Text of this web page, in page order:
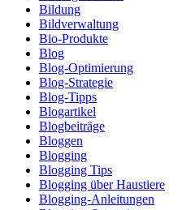
Bildung
Bildverwaltung
Bio-Produkte
Blog
Blog-Optimierung
Blog-Strategie
Blog-Tipps
Blogartikel
Blogbeiträge
Bloggen
Blogging
Blogging Tips
Blogging über Haustiere
Blogging-Anleitungen